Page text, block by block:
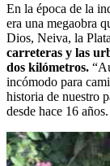
En la época de la
era una megaobra
Dios, Neiva, la
carreteras y las
dos kilómetros.
incómodo para
historia de nuestro
desde hace 16 años.